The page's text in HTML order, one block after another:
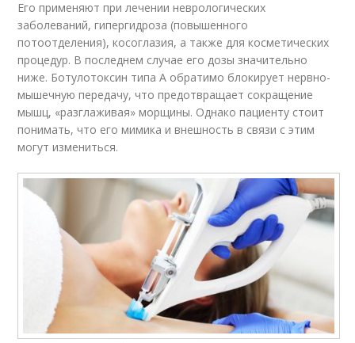
Его применяют при лечении неврологических
заболеваний, гипергидроза (повышенного
потоотделения), косоглазия, а также для косметических
процедур. В последнем случае его дозы значительно
ниже. Ботулотоксин типа А обратимо блокирует нервно-
мышечную передачу, что предотвращает сокращение
мышц, «разглаживая» морщины. Однако пациенту стоит
понимать, что его мимика и внешность в связи с этим
могут измениться.